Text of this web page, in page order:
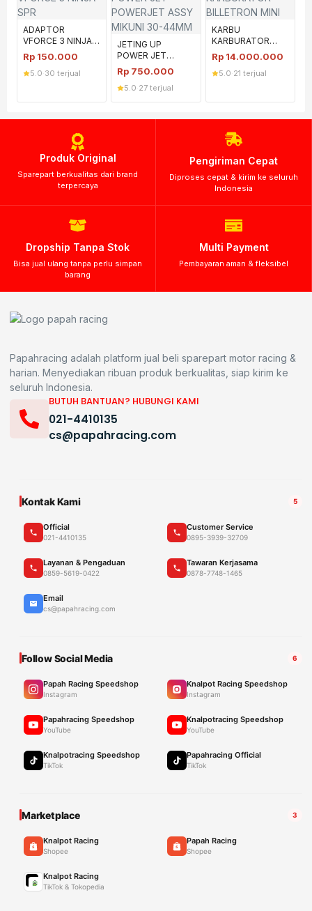
ADAPTOR
VFORCE 3 NINJA
SPR
Rp 150.000
5.0 30 terjual
JETING UP
POWER JET
POWERJET ASSY
MIKUNI 30-44MM
Rp 750.000
5.0 27 terjual
KARBU
KARBURATOR
BILLETRON MINI
Rp 14.000.000
5.0 21 terjual
Produk Original
Sparepart berkualitas dari brand
terpercaya
Pengiriman Cepat
Diproses cepat & kirim ke seluruh
Indonesia
Dropship Tanpa Stok
Bisa jual ulang tanpa perlu simpan
barang
Multi Payment
Pembayaran aman & fleksibel
Papahracing adalah platform jual beli sparepart motor racing &
harian. Menyediakan ribuan produk berkualitas, siap kirim ke
seluruh Indonesia.
BUTUH BANTUAN? HUBUNGI KAMI
021-4410135
cs@papahracing.com
Kontak Kami 5
Official
021-4410135
Customer Service
0895-3939-32709
Layanan & Pengaduan
0859-5619-0422
Tawaran Kerjasama
0878-7748-1465
Email
cs@papahracing.com
Follow Social Media 6
Papah Racing Speedshop
Instagram
Knalpot Racing Speedshop
Instagram
Papahracing Speedshop
YouTube
Knalpotracing Speedshop
YouTube
Knalpotracing Speedshop
TikTok
Papahracing Official
TikTok
Marketplace 3
Knalpot Racing
Shopee
Papah Racing
Shopee
Knalpot Racing
TikTok & Tokopedia